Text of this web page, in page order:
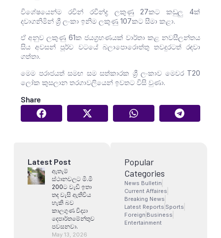
විශේෂයෙන්ම රචින් රවීන්ද්‍ර ලකුණු 27කට කඩුලු 4ක්
දවාගනිමින් ශ්‍රී ලංකා ඉනිම ලකුණු 107කට සීමා කළා.
ඒ අනුව ලකුණු 61ක ජයග්‍රහණයක් වාර්තා කළ නවසීලන්තය
සිය අවසන් පූර්ව වටයේ බලාපොරොත්තු තවදුරටත් රඳවා
ගත්තා.
මෙම පරාජයත් සමඟ සම සත්කාරක ශ්‍රී ලංකාව මෙවර T20
ලෝක කුසලාන තරගාවලියෙන් ඉවතට විසි වුණා.
Share
Latest Post
ඇතැම්
ස්ථානවලට මි.මි
200ට වැඩි ඉතා
තද වැසි ඇතිවිය
හැකි බව
කාලගුණ විද්‍යා
දෙපාර්තමේන්තුව
පවසනවා.
May 13, 2026
Popular
Categories
News Bulletin
Current Affaires
Breaking News
Latest Reports Sports
Foreign Business
Entertainment